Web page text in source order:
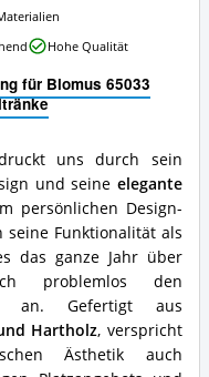
für Blomus 65033
uns durch sein
und seine elegante
persönlichen Design-
seine Funktionalität als
das ganze Jahr über
problemlos den
an. Gefertigt aus
Hartholz, verspricht
Ästhetik auch
Hohe Qualität